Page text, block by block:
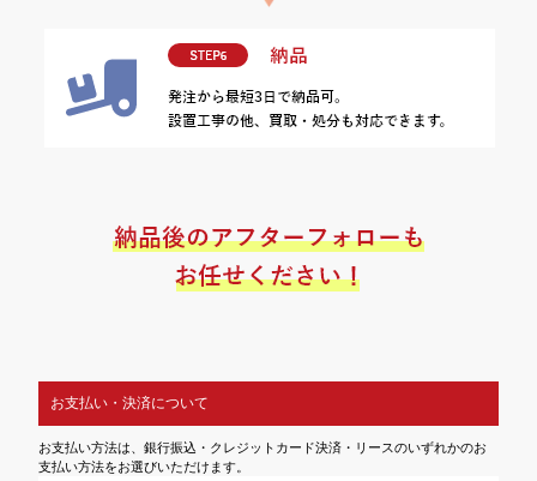
お支払い・決済について
お支払い方法は、銀行振込・クレジットカード決済・リースのいずれかのお
支払い方法をお選びいただけます。